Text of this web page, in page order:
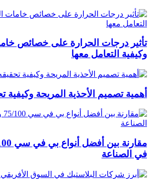
تأثير درجات الحرارة على خصائص
وكيفية التعامل معها
أهمية تصميم الأحذية المريحة وكيفية
في الصناعة